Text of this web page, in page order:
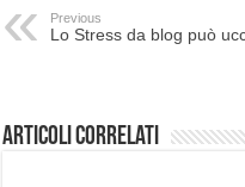
Previous
Lo Stress da blog può
Articoli correlati